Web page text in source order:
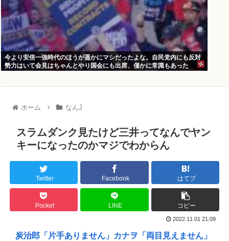
今より安倍一強時代のほうが遥かにマシだったよな。自民党内にも反対
勢力はいて会見はちゃんとやり国会にも出席、僅かに常識もあった
ホーム なんJ
スラムダンク見たけど三井ってなんでヤン
キーになったのかマジでわからん
Twitter Facebook はてブ
Pocket LINE コピー
2022.11.01 21:09
炭治郎「片手ありません」カナヲ「両目見えません」